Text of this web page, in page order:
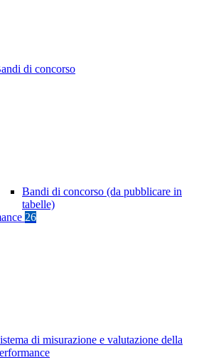
di concorso
Bandi di concorso (da pubblicare in
tabelle)
26
di misurazione e valutazione della